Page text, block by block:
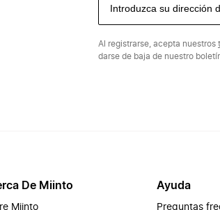
Al registrarse, acepta nuestros
darse de baja de nuestro
De Miinto
Miinto
Ayuda
Preguntas